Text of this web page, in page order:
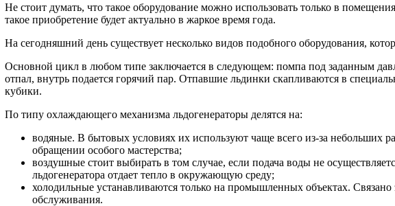
Не стоит думать, что такое оборудование можно использовать только в
такое приобретение будет актуально в жаркое время года.
На сегодняшний день существует несколько видов подобного оборудования,
Основной цикл в любом типе заключается в следующем: помпа под заданным
отпал, внутрь подается горячий пар. Отпавшие льдинки скапливаются в
кубики.
По типу охлаждающего механизма льдогенераторы делятся на:
водяные. В бытовых условиях их используют чаще всего из-за небольших
обращении особого мастерства;
воздушные стоит выбирать в том случае, если подача воды не
льдогенератора отдает тепло в окружающую среду;
холодильные устанавливаются только на промышленных объектах.
обслуживания.